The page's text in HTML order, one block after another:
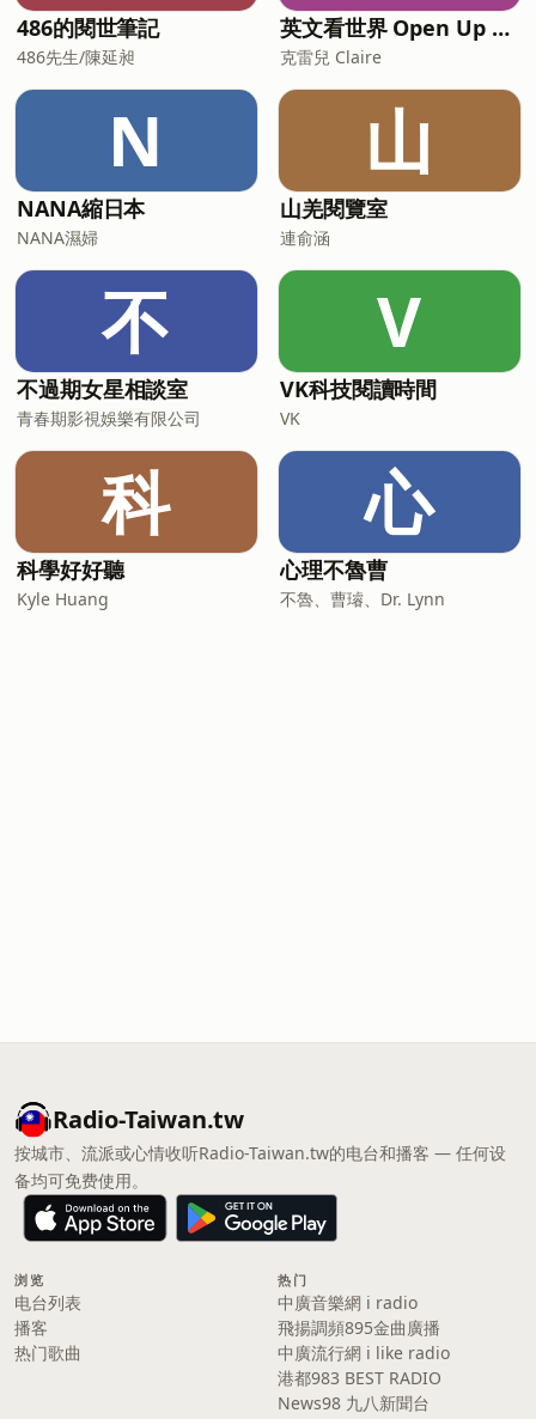
486的閱世筆記
486先生/陳延昶
英文看世界 Open Up English with Claire
克雷兒 Claire
N
NANA縮日本
NANA濕婦
山
山羌閱覽室
連俞涵
不
不過期女星相談室
青春期影視娛樂有限公司
V
VK科技閱讀時間
VK
科
科學好好聽
Kyle Huang
心
心理不魯曹
不魯、曹璿、Dr. Lynn
Radio-Taiwan.tw
按城市、流派或心情收听Radio-Taiwan.tw的电台和播客 — 任何设
备均可免费使用。
浏览
电台列表
播客
热门歌曲
热门
中廣音樂網 i radio
飛揚調頻895金曲廣播
中廣流行網 i like radio
港都983 BEST RADIO
News98 九八新聞台